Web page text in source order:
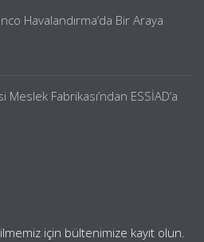
Havalandırma’da Bir Araya
Fabrikası’ndan ESSİAD’a
için bültenimize kayıt olun.